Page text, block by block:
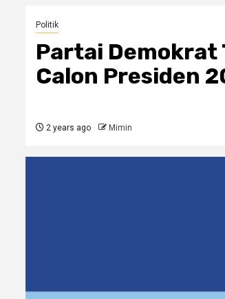
Politik
Partai Demokrat
Calon Presiden
2 years ago Mimin